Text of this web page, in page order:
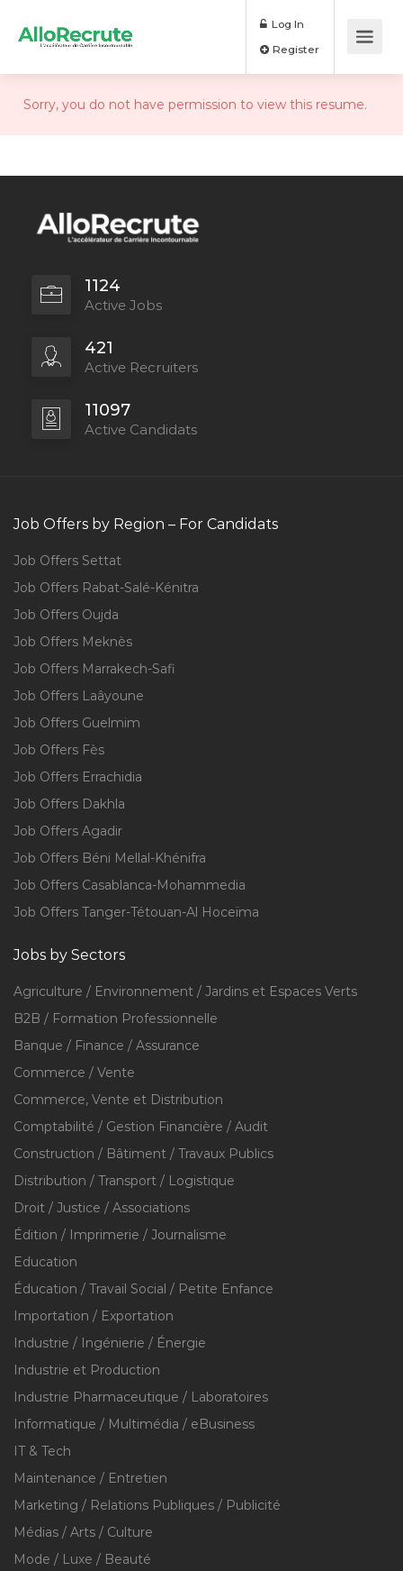
Log In
Sorry, you do not have permission to view this resume.
1124
Active Jobs
421
Active Recruiters
11097
Active Candidats
Job Offers by Region – For Candidats
Job Offers Settat
Job Offers Rabat-Salé-Kénitra
Job Offers Oujda
Job Offers Meknès
Job Offers Marrakech-Safi
Job Offers Laâyoune
Job Offers Guelmim
Job Offers Fès
Job Offers Errachidia
Job Offers Dakhla
Job Offers Agadir
Job Offers Béni Mellal-Khénifra
Job Offers Casablanca-Mohammedia
Job Offers Tanger-Tétouan-Al Hoceïma
Jobs by Sectors
Agriculture / Environnement / Jardins et Espaces Verts
B2B / Formation Professionnelle
Banque / Finance / Assurance
Commerce / Vente
Commerce, Vente et Distribution
Comptabilité / Gestion Financière / Audit
Construction / Bâtiment / Travaux Publics
Distribution / Transport / Logistique
Droit / Justice / Associations
Édition / Imprimerie / Journalisme
Education
Éducation / Travail Social / Petite Enfance
Importation / Exportation
Industrie / Ingénierie / Énergie
Industrie et Production
Industrie Pharmaceutique / Laboratoires
Informatique / Multimédia / eBusiness
IT & Tech
Maintenance / Entretien
Marketing / Relations Publiques / Publicité
Médias / Arts / Culture
Mode / Luxe / Beauté